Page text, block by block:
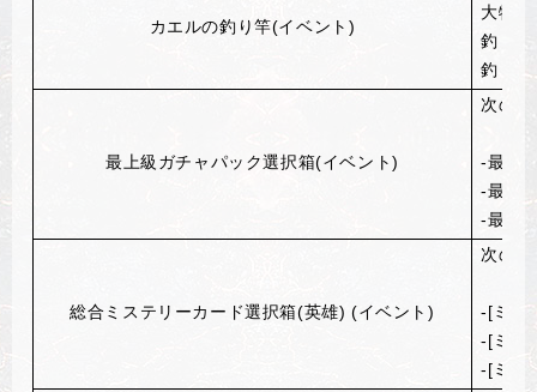
カエルの釣り竿(イベント)
大物
釣り
釣り
最上級ガチャパック選択箱(イベント)
次の
-最上
-最上
-最上
総合ミステリーカード選択箱(英雄) (イベント)
次の
-[ミス
-[ミス
-[ミス